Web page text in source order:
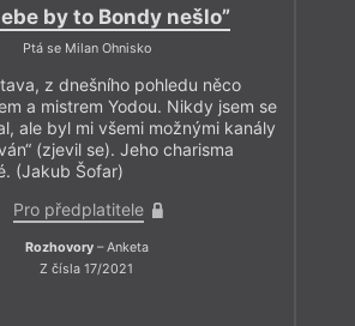
by to Bondy nešlo”
Ptá se Milan Ohnisko
z dnešního pohledu něco
a mistrem Yodou. Nikdy jsem se
ale byl mi všemi možnými kanály
(zjevil se). Jeho charisma
(Jakub Šofar)
Pro předplatitele
Rozhovory– Anketa
Z čísla 17/2021